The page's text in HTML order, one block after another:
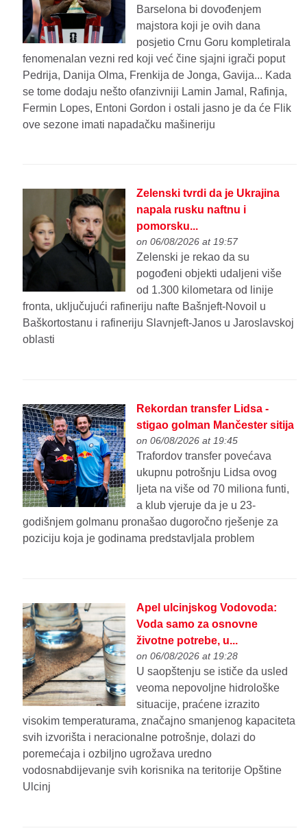
Barselona bi dovođenjem
majstora koji je ovih dana
posjetio Crnu Goru kompletirala
fenomenalan vezni red koji već čine sjajni igrači poput
Pedrija, Danija Olma, Frenkija de Jonga, Gavija... Kada
se tome dodaju nešto ofanzivniji Lamin Jamal, Rafinja,
Fermin Lopes, Entoni Gordon i ostali jasno je da će Flik
ove sezone imati napadačku mašineriju
Zelenski tvrdi da je Ukrajina
napala rusku naftnu i
pomorsku...
on 06/08/2026 at 19:57
Zelenski je rekao da su
pogođeni objekti udaljeni više
od 1.300 kilometara od linije
fronta, uključujući rafineriju nafte Bašnjeft-Novoil u
Baškortostanu i rafineriju Slavnjeft-Janos u Jaroslavskoj
oblasti
Rekordan transfer Lidsa -
stigao golman Mančester sitija
on 06/08/2026 at 19:45
Trafordov transfer povećava
ukupnu potrošnju Lidsa ovog
ljeta na više od 70 miliona funti,
a klub vjeruje da je u 23-
godišnjem golmanu pronašao dugoročno rješenje za
poziciju koja je godinama predstavljala problem
Apel ulcinjskog Vodovoda:
Voda samo za osnovne
životne potrebe, u...
on 06/08/2026 at 19:28
U saopštenju se ističe da usled
veoma nepovoljne hidrološke
situacije, praćene izrazito
visokim temperaturama, značajno smanjenog kapaciteta
svih izvorišta i neracionalne potrošnje, dolazi do
poremećaja i ozbiljno ugrožava uredno
vodosnabdijevanje svih korisnika na teritorije Opštine
Ulcinj